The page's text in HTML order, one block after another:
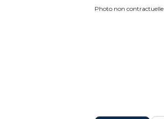
Photo non contractuelle